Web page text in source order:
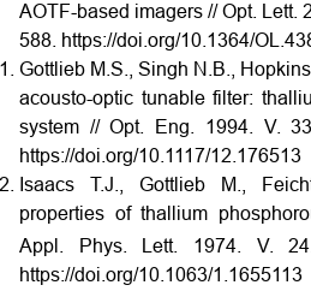
AOTF-based imagers // Opt. Lett.
588. https://doi.org/10.1364/
Gottlieb M.S., Singh N.B.,
acousto-optic tunable filter:
system // Opt. Eng. 1994. V.
https://doi.org/10.1117/12.176513
Isaacs T.J., Gottlieb M.,
properties of thallium
Appl. Phys. Lett. 1974. V.
https://doi.org/10.1063/1.1655113